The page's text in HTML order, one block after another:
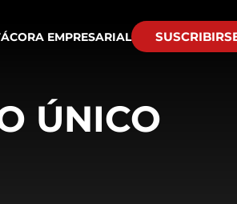
EMPRESARIAL
ÚNICO